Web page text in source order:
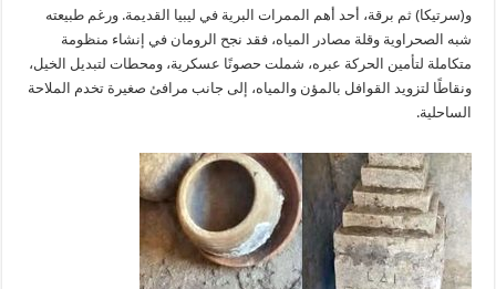
و(سرتيكا) ثم برقة، أحد أهم الممرات البرية في ليبيا القديمة. ورغم طبيعته
شبه الصحراوية وقلة مصادر المياه، فقد نجح الرومان في إنشاء منظومة
متكاملة لتأمين الحركة عبره، شملت حصونًا عسكرية، ومحطات لتبديل الخيل،
ونقاطًا لتزويد القوافل بالمؤن والمياه، إلى جانب مرافئ صغيرة تخدم الملاحة
الساحلية.